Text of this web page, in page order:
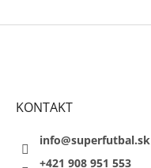
KONTAKT
info@superfutbal.sk
+421 908 951 553